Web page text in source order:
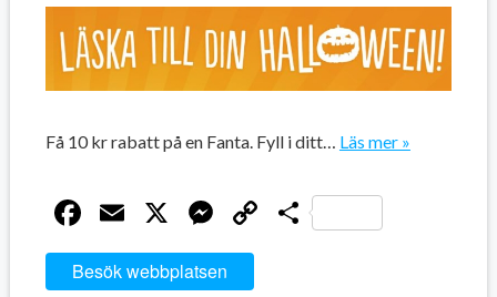
Få 10 kr rabatt på en Fanta. Fyll i ditt… Läs mer »
Facebook
Email
X Messenger
CopyDela
Besök webbplatsen